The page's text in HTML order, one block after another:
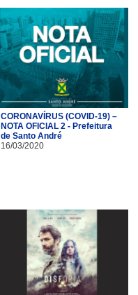
CORONAVÍRUS (COVID-19) –
NOTA OFICIAL 2 - Prefeitura
de Santo André
16/03/2020